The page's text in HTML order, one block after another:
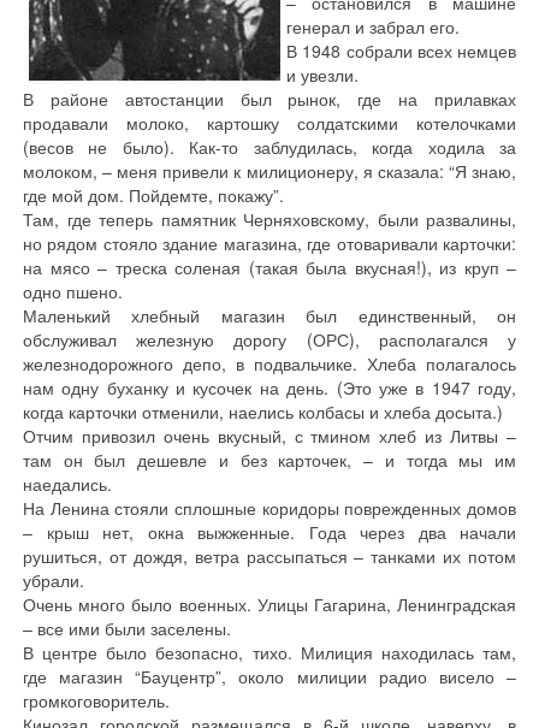
генерал и забрал его.
В 1948 собрали всех немцев
и увезли.
В районе автостанции был рынок, где на прилавках
продавали молоко, картошку солдатскими котелочками
(весов не было). Как-то заблудилась, когда ходила за
молоком, – меня привели к милиционеру, я сказала: “Я знаю,
где мой дом. Пойдемте, покажу”.
Там, где теперь памятник Черняховскому, были развалины,
но рядом стояло здание магазина, где отоваривали карточки:
на мясо – треска соленая (такая была вкусная!), из круп –
одно пшено.
Маленький хлебный магазин был единственный, он
обслуживал железную дорогу (ОРС), располагался у
железнодорожного депо, в подвальчике. Хлеба полагалось
нам одну буханку и кусочек на день. (Это уже в 1947 году,
когда карточки отменили, наелись колбасы и хлеба досыта.)
Отчим привозил очень вкусный, с тмином хлеб из Литвы –
там он был дешевле и без карточек, – и тогда мы им
наедались.
На Ленина стояли сплошные коридоры поврежденных домов
– крыш нет, окна выжженные. Года через два начали
рушиться, от дождя, ветра рассыпаться – танками их потом
убрали.
Очень много было военных. Улицы Гагарина, Ленинградская
– все ими были заселены.
В центре было безопасно, тихо. Милиция находилась там,
где магазин “Бауцентр”, около милиции радио висело –
громкоговоритель.